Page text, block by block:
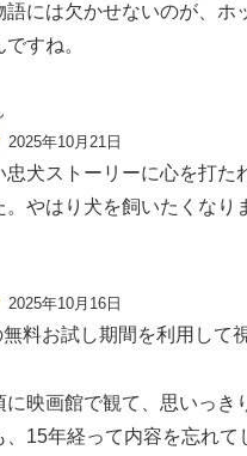
語には欠かせないのが、ホ
すね。
2025年10月21日
忠犬ストーリーに心を打た
。やはり犬を飼いたくなり
2025年10月16日
料お試し期間を利用して
に映画館で観て、思いっき
、15年経って内容を忘れて